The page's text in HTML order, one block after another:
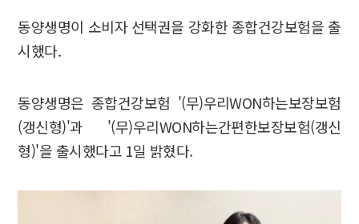
동양생명이 소비자 선택권을 강화한 종합건강보험을 출
시했다.
동양생명은 종합건강보험 '(무)우리WON하는보장보험
(갱신형)'과 '(무)우리WON하는간편한보장보험(갱신
형)'을 출시했다고 1일 밝혔다.